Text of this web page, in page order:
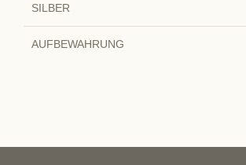
SILBER
AUFBEWAHRUNG